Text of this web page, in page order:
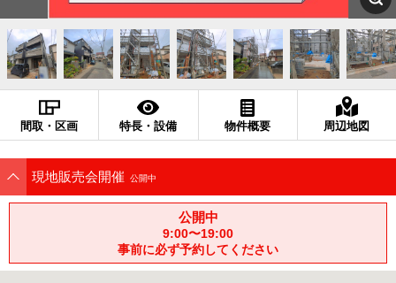
間取・区画 特長・設備 物件概要 周辺地図
現地販売会開催 公開中
公開中
9:00〜19:00
事前に必ず予約してください